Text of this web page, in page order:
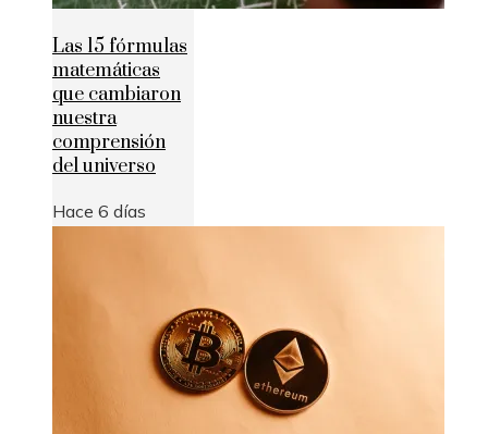
Las 15 fórmulas
matemáticas
que cambiaron
nuestra
comprensión
del universo
Hace 6 días